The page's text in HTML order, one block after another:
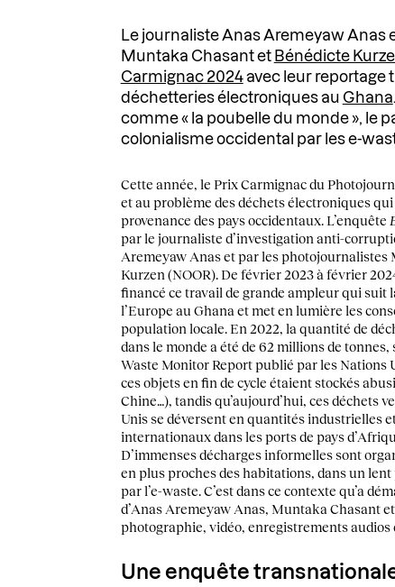
Le journaliste Anas Aremeyaw Anas
Muntaka Chasant et Bénédicte
Carmignac 2024avec leur reportage
déchetteries électroniques au Ghana
comme « la poubelle du monde », le
colonialisme occidental par les e-
Cette année, le Prix Carmignac du
et au problème des déchets électroniques qui
provenance des pays occidentaux. L’enquête
par le journaliste d’investigation anti-
Aremeyaw Anas et par les photojournalistes
Kurzen (NOOR). De février 2023 à février
financé ce travail de grande ampleur qui suit
l’Europe au Ghana et met en lumière les
population locale. En 2022, la quantité de
dans le monde a été de 62 millions de
Waste Monitor Report publié par les Nations
ces objets en fin de cycle étaient stockés
Chine…), tandis qu’aujourd’hui, ces déchets
Unis se déversent en quantités industrielles
internationaux dans les ports de pays
D’immenses décharges informelles sont
en plus proches des habitations, dans un lent
par l’e-waste. C’est dans ce contexte qu’a
d’Anas Aremeyaw Anas, Muntaka Chasant
photographie, vidéo, enregistrements audios
Une enquête